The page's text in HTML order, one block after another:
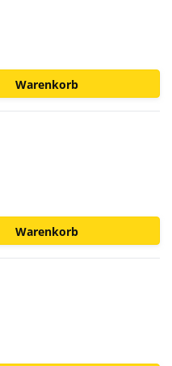
Warenkorb
Warenkorb